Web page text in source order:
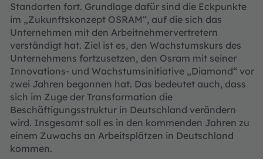
Standorten fort. Grundlage dafür sind die Eckpunkte
im „Zukunftskonzept OSRAM“, auf die sich das
Unternehmen mit den Arbeitnehmervertretern
verständigt hat. Ziel ist es, den Wachstumskurs des
Unternehmens fortzusetzen, den Osram mit seiner
Innovations- und Wachstumsinitiative „Diamond“ vor
zwei Jahren begonnen hat. Das bedeutet auch, dass
sich im Zuge der Transformation die
Beschäftigungsstruktur in Deutschland verändern
wird. Insgesamt soll es in den kommenden Jahren zu
einem Zuwachs an Arbeitsplätzen in Deutschland
kommen.